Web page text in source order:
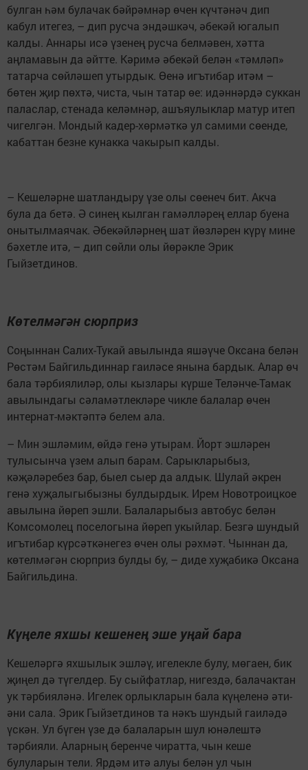
булган һәм булачак бәйрәмнәр өчен күчтәнәч дип
кабул итегез, – дип русча эндәшкәч, әбекәй югалып
калды. Аннары исә үзенең русча белмәвен, хәтта
аңламавын да әйтте. Кәримә әбекәй белән «тәмләп»
татарча сөйләшеп утырдык. Өенә игътибар итәм –
бөтен җир пөхтә, чиста, чын татар өе: идәннәрдә суккан
паласлар, стенада келәмнәр, ашъяулыклар матур итеп
чигелгән. Мондый кадер-хөрмәткә ул самими сөенде,
кабаттан безне кунакка чакырып калды.
– Кешеләрне шатландыру үзе олы сөенеч бит. Акча
була да бетә. Ә синең кылган гамәлләрең еллар буена
онытылмаячак. Әбекәйләрнең шат йөзләрен күрү мине
бәхетле итә, – дип сөйли олы йөрәкле Эрик
Гыйзетдинов.
Көтелмәгән сюрприз
Соңыннан Салих-Тукай авылында яшәүче Оксана белән
Рөстәм Байгильдиннар гаиләсе янына бардык. Алар өч
бала тәрбиялиләр, олы кызлары күрше Теләнче-Тамак
авылындагы сәламәтлекләре чикле балалар өчен
интернат-мәктәптә белем ала.
– Мин эшләмим, өйдә генә утырам. Йорт эшләрен
тулысынча үзем алып барам. Сарыкларыбыз,
кәҗәләребез бар, быел сыер да алдык. Шулай әкрен
генә хуҗалыгыбызны булдырдык. Ирем Новотроицкое
авылына йөреп эшли. Балаларыбыз автобус белән
Комсомолец поселогына йөреп укыйлар. Безгә шундый
игътибар күрсәткәнегез өчен олы рәхмәт. Чыннан да,
көтелмәгән сюрприз булды бу, – диде хуҗабикә Оксана
Байгильдина.
Күңеле яхшы кешенең эше уңай бара
Кешеләргә яхшылык эшләү, игелекле булу, мөгаен, бик
җиңел дә түгелдер. Бу сыйфатлар, нигездә, балачактан
ук тәрбияләнә. Игелек орлыкларын бала күңеленә әти-
әни сала. Эрик Гыйзетдинов та нәкъ шундый гаиләдә
үскән. Ул бүген үзе дә балаларын шул юнәлештә
тәрбияли. Аларның беренче чиратта, чын кеше
булуларын тели. Ярдәм итә алуы белән ул чын